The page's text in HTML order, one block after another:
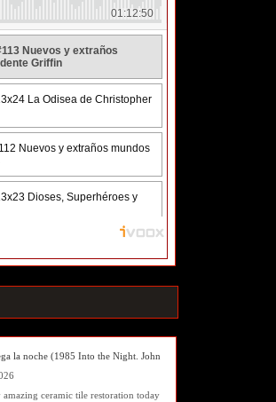
la noche (1985 Into the Night. John
ceramic tile restoration today